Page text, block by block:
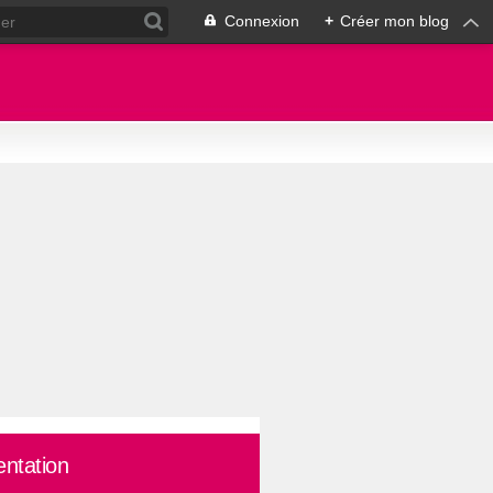
Connexion + Créer mon blog